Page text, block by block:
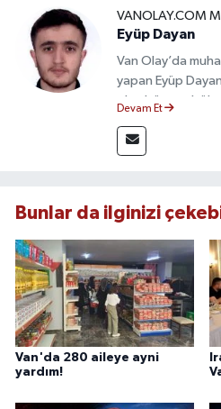
VANOLAY.COM
Eyüp Dayan
Van Olay’da
yapan Eyüp
olmak üzere
deneyimiyle
esas alan Dayan,
Devam Et
Bunlar da ilginizi
Van'da 280 aileye ayni
yardım!